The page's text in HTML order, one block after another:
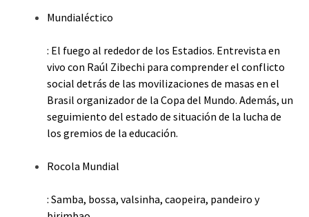
Mundialéctico
: El fuego al rededor de los Estadios. Entrevista en
vivo con Raúl Zibechi para comprender el conflicto
social detrás de las movilizaciones de masas en el
Brasil organizador de la Copa del Mundo. Además, un
seguimiento del estado de situación de la lucha de
los gremios de la educación.
Rocola Mundial
: Samba, bossa, valsinha, caopeira, pandeiro y